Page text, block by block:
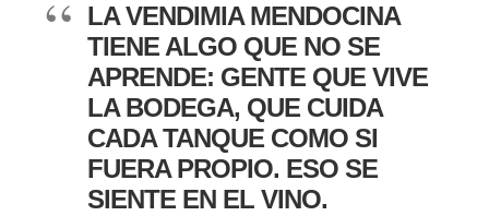
LA VENDIMIA MENDOCINA
TIENE ALGO QUE NO SE
APRENDE: GENTE QUE VIVE
LA BODEGA, QUE CUIDA
CADA TANQUE COMO SI
FUERA PROPIO. ESO SE
SIENTE EN EL VINO.